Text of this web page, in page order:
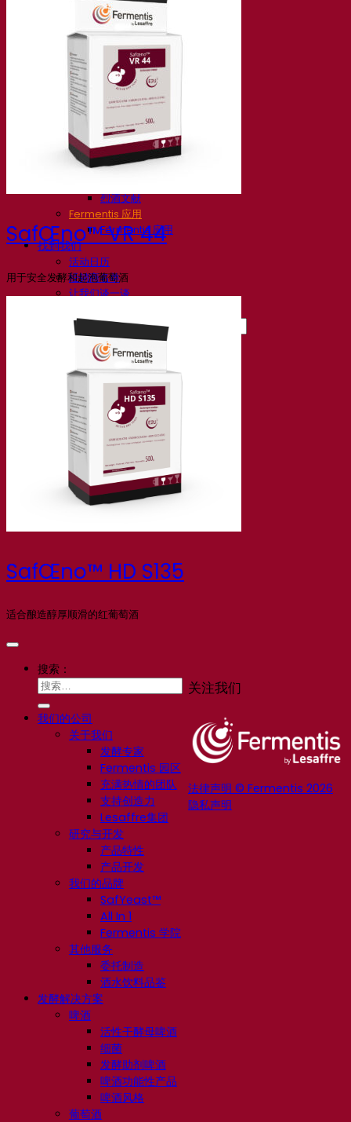
咖啡
Fermentis 学院
Fermentis 学院
知识中心
专家见解
常见问题解答
网络研讨会的录音
文档
啤酒技巧与窍门
烈酒文献
Fermentis 应用
Fermentis 应用
找到我们
活动日历
经销商名单
让我们谈一谈
搜索：
SafŒno™ VR 44
用于安全发酵和起泡葡萄酒
SafŒno™ HD S135
适合酿造醇厚顺滑的红葡萄酒
关注我们
法律声明 © Fermentis 2026
隐私声明
搜索：
我们的公司
关于我们
发酵专家
Fermentis 园区
充满热情的团队
支持创造力
Lesaffre集团
研究与开发
产品特性
产品开发
我们的品牌
SafYeast™
All In 1
Fermentis 学院
其他服务
委托制造
酒水饮料品鉴
发酵解决方案
啤酒
活性干酵母啤酒
细菌
发酵助剂啤酒
啤酒功能性产品
啤酒风格
葡萄酒